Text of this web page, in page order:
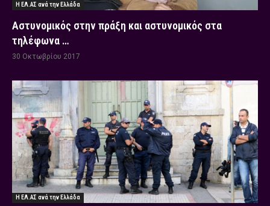
Η ΕΛ.ΑΣ ανά την Ελλάδα
Αστυνομικός στην πράξη και αστυνομικός στα
τηλέφωνα …
30 Οκτωβρίου 2017
Η ΕΛ.ΑΣ ανά την Ελλάδα